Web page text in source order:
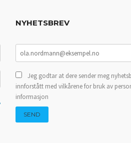
NYHETSBREV
Jeg godtar at dere sender meg
innforstått med vilkårene for bruk av
informasjon